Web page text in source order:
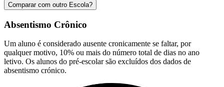
Comparar com outro Escola?
Absentismo Crônico
Um aluno é considerado ausente cronicamente se faltar, por
qualquer motivo, 10% ou mais do número total de dias no ano
letivo. Os alunos do pré-escolar são excluídos dos dados de
absentismo crónico.